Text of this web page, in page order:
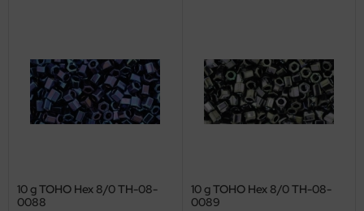
10 g TOHO Hex 8/0 TH-08-
0088
10 g TOHO Hex 8/0 TH-08-
0089